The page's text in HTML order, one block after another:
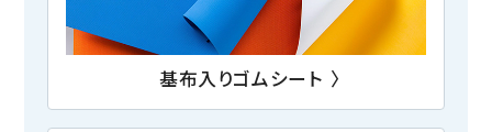
基布入りゴムシート 〉